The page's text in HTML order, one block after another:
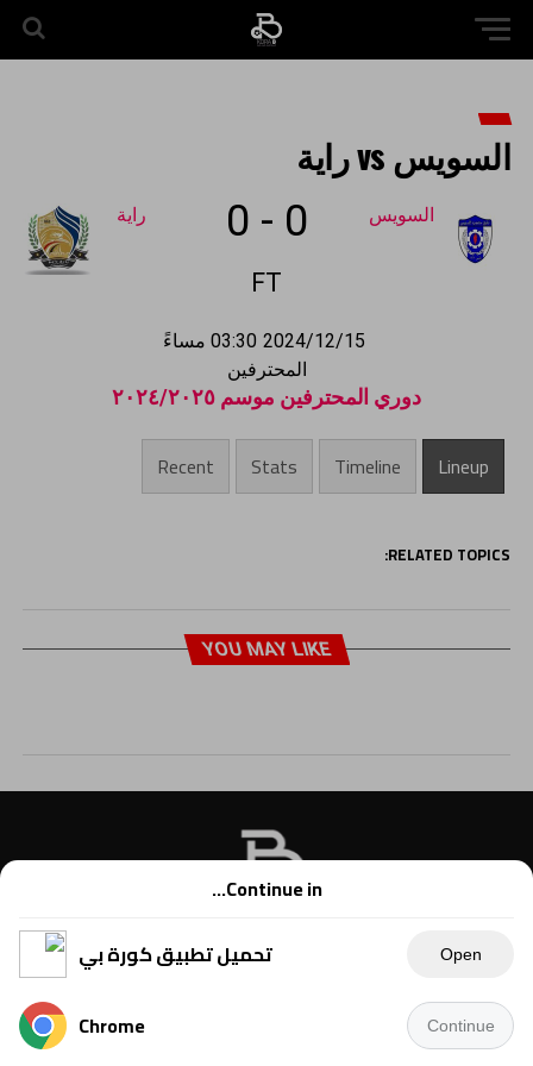
السويس vs راية
السويس 0
-
0
FT
راية
2024/12/15 03:30 مساءً
المحترفين
دوري المحترفين موسم ٢٠٢٤/٢٠٢٥
Lineup
Timeline
Stats
Recent
RELATED TOPICS:
YOU MAY LIKE
Copyright © 2021 Kora B, powered by Ahmednet.info
Continue in...
تحميل تطبيق كورة بي
Open
Chrome Continue